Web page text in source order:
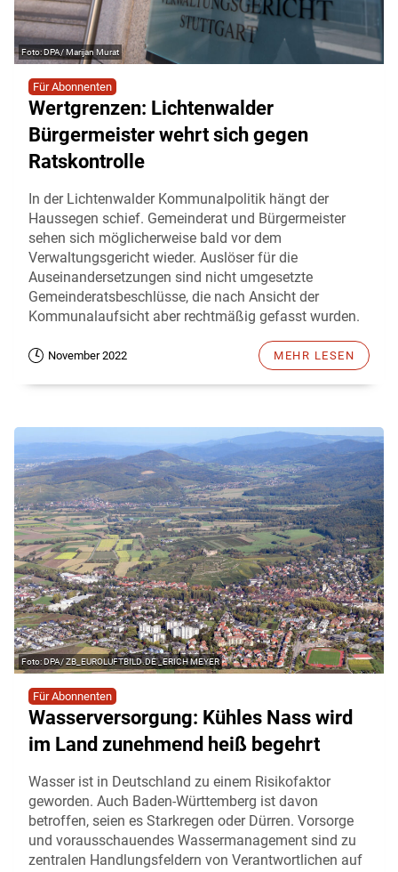
DPA/ Marijan Murat
Für Abonnenten
Wertgrenzen: Lichtenwalder
Bürgermeister wehrt sich gegen
Ratskontrolle
In der Lichtenwalder Kommunalpolitik hängt der
Haussegen schief. Gemeinderat und Bürgermeister
sehen sich möglicherweise bald vor dem
Verwaltungsgericht wieder. Auslöser für die
Auseinandersetzungen sind nicht umgesetzte
Gemeinderatsbeschlüsse, die nach Ansicht der
Kommunalaufsicht aber rechtmäßig gefasst wurden.
November 2022 MEHR LESEN
DPA/ ZB_EUROLUFTBILD.DE _ERICH MEYER
Für Abonnenten
Wasserversorgung: Kühles Nass wird
im Land zunehmend heiß begehrt
Wasser ist in Deutschland zu einem Risikofaktor
geworden. Auch Baden-Württemberg ist davon
betroffen, seien es Starkregen oder Dürren. Vorsorge
und vorausschauendes Wassermanagement sind zu
zentralen Handlungsfeldern von Verantwortlichen auf